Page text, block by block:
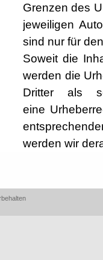
Grenzen des
jeweiligen
sind nur für
Soweit die
werden die
Dritter als
eine
werden wir